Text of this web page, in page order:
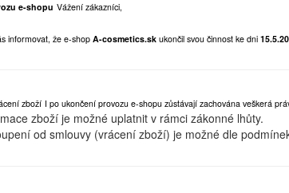
e-shopu Vážení zákazníci,
informovat, že e-shopA-cosmetics.sk ukončil svou činnost ke dni
zboží I po ukončení provozu e-shopu zůstávají zachována veškerá
zboží je možné uplatnit v rámci zákonné lhůty.
od smlouvy (vrácení zboží) je možné dle